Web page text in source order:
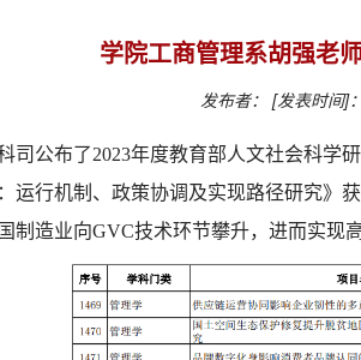
学院工商管理系胡强老
发布者： [发表时间]
司公布了2023年度教育部人文社会科学
运行机制、政策协调及实现路径研究》
制造业向GVC技术环节攀升，进而实现